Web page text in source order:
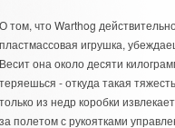
том, что Warthog
игрушка,
она около десяти
- откуда такая
из недр коробки
полетом с рукоятками